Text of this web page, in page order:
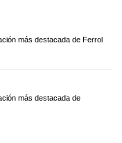
más destacada de Ferrol
más destacada de